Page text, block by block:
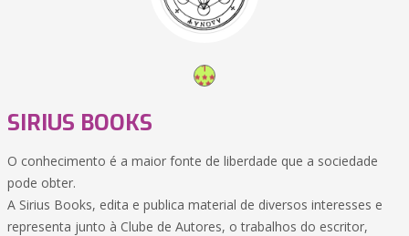
SIRIUS BOOKS
O conhecimento é a maior fonte de liberdade que a sociedade
pode obter.
A Sirius Books, edita e publica material de diversos interesses e
representa junto à Clube de Autores, o trabalhos do escritor,